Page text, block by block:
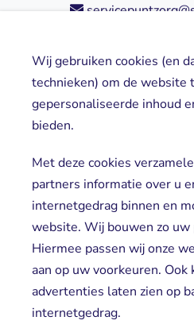
Wij gebruiken cookies (en
technieken) om de website
gepersonaliseerde inhoud
bieden.
Met deze cookies
partners informatie over u
internetgedrag binnen en
website. Wij bouwen zo
Hiermee passen wij onze
aan op uw voorkeuren.
advertenties laten zien op
internetgedrag.
Direct naar
Locaties
Vrijwilligers
Aanmelden